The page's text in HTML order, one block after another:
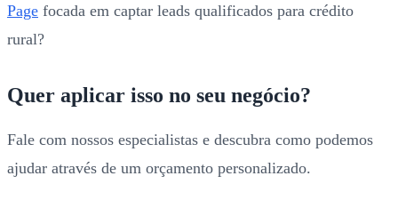
Page focada em captar leads qualificados para crédito
rural?
Quer aplicar isso no seu negócio?
Fale com nossos especialistas e descubra como podemos
ajudar através de um orçamento personalizado.